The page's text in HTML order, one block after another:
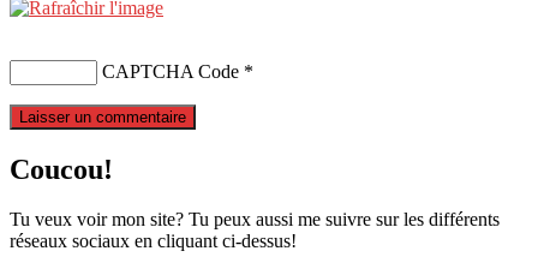
CAPTCHA Code *
Coucou!
Tu veux voir mon site? Tu peux aussi me suivre sur les différents
réseaux sociaux en cliquant ci-dessus!